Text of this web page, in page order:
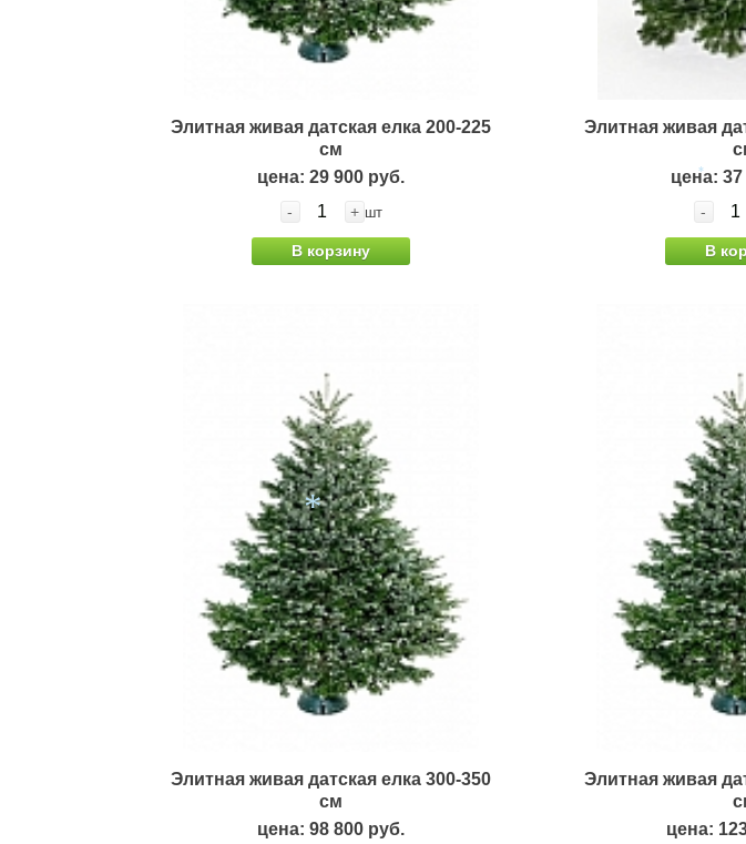
*
*
Элитная живая датская елка 200-225
см
цена: 29 900 руб.
- + шт
В корзину
Элитная живая
цена:
-
В
Элитная живая датская елка 300-350
см
цена: 98 800 руб.
Элитная живая
цена: